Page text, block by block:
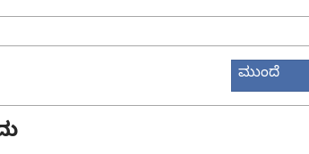
ಮುಂದೆ